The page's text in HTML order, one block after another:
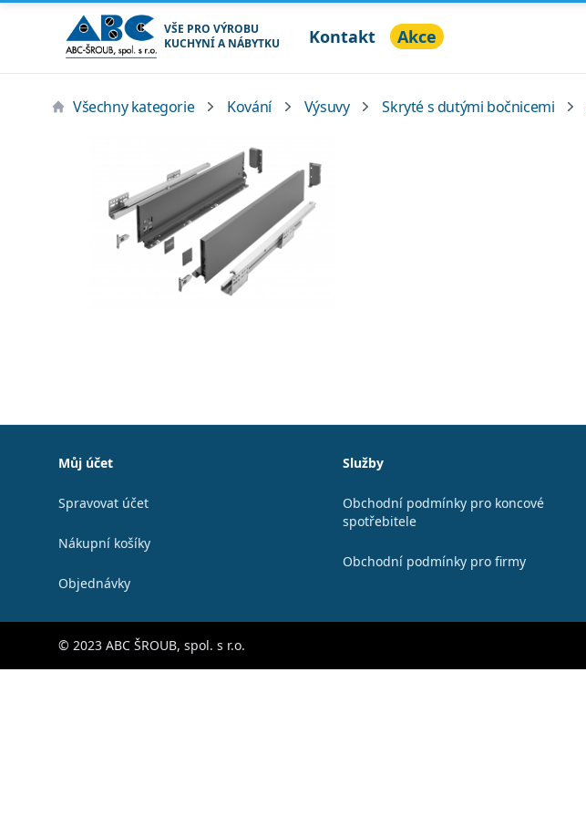
ABC ŠROUB, spol. s r.o.
VŠE PRO VÝROBU
KUCHYNÍ A NÁBYTKU
Kontakt Akce
Všechny kategorie Kování Výsuvy Skryté s dutými bočnicemi
Můj účet
Spravovat účet
Nákupní košíky
Objednávky
Služby
Obchodní podmínky pro koncové
spotřebitele
Obchodní podmínky pro firmy
© 2023 ABC ŠROUB, spol. s r.o.